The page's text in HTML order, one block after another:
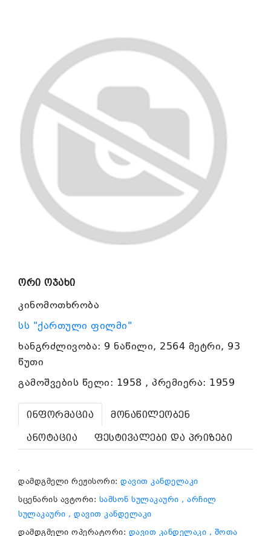
ორი ოჯახი
კინომოთხრობა
სს "ქართული ფილმი"
ხანგრძლივობა: 9 ნაწილი, 2564 მეტრი, 93
წუთი
გამოშვების წელი: 1958 , პრემიერა: 1959
ინფორმაცია
მონაწილეობენ
ანოტაცია
ფესტივალები და პრიზები
.
დამდგმელი რეჟისორი: დავით კანდელაკი
სცენარის ავტორი: სამსონ სულაკაური , არჩილ
სულაკაური , დავით კანდელაკი
დამდგმელი ოპერატორი: დავით კანდელაკი , შოთა